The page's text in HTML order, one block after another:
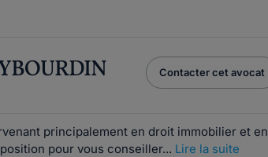
Contacter cet avocat
principalement en droit immobilier et en
pour vous conseiller... Lire la suite